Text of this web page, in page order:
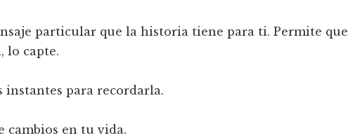
particular que la historia tiene para ti. Permite que
lo capte.
instantes para recordarla.
cambios en tu vida.